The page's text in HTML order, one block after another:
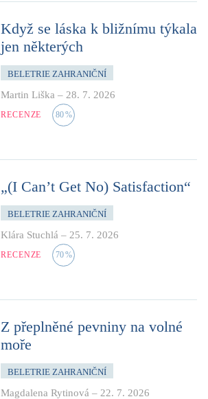
Když se láska k bližnímu týkala
jen některých
BELETRIE ZAHRANIČNÍ
Martin Liška – 28. 7. 2026
RECENZE 80%
„(I Can’t Get No) Satisfaction“
BELETRIE ZAHRANIČNÍ
Klára Stuchlá – 25. 7. 2026
RECENZE 70%
Z přeplněné pevniny na volné
moře
BELETRIE ZAHRANIČNÍ
Magdalena Rytinová – 22. 7. 2026